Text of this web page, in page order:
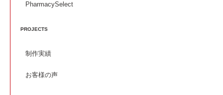
PharmacySelect
PROJECTS
制作実績
お客様の声